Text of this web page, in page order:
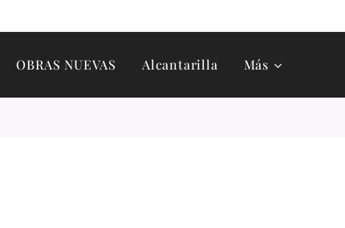
OBRAS NUEVAS Alcantarilla Más